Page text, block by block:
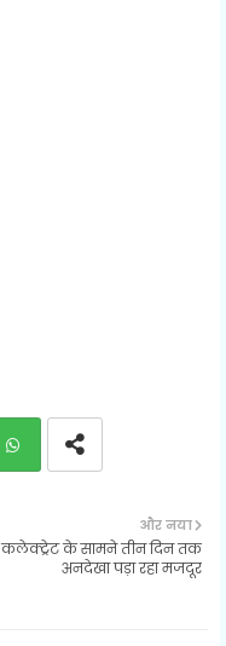
ats
और नया
कलेक्ट्रेट के सामने तीन दिन तक
अनदेखा पड़ा रहा मजदूर